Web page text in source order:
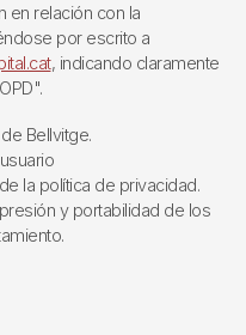
en relación con la
por escrito a
, indicando claramente
Bellvitge.
la política de privacidad.
y portabilidad de los